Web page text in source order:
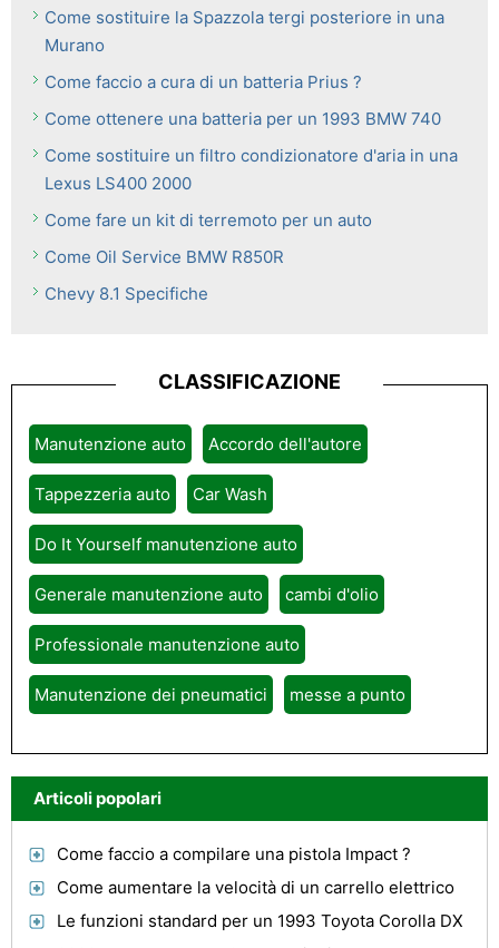
Come sostituire la Spazzola tergi posteriore in una
Murano
Come faccio a cura di un batteria Prius ?
Come ottenere una batteria per un 1993 BMW 740
Come sostituire un filtro condizionatore d'aria in una
Lexus LS400 2000
Come fare un kit di terremoto per un auto
Come Oil Service BMW R850R
Chevy 8.1 Specifiche
CLASSIFICAZIONE
Manutenzione auto Accordo dell'autore
Tappezzeria auto Car Wash
Do It Yourself manutenzione auto
Generale manutenzione auto cambi d'olio
Professionale manutenzione auto
Manutenzione dei pneumatici messe a punto
Articoli popolari
Come faccio a compilare una pistola Impact ?
Come aumentare la velocità di un carrello elettrico
Le funzioni standard per un 1993 Toyota Corolla DX